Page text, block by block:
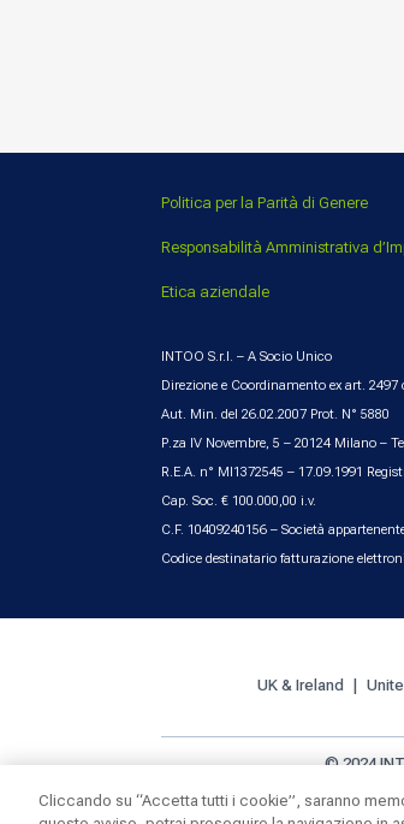
Politica per la Parità di Genere
Responsabilità Amministrativa
Etica aziendale
INTOO S.r.l. – A Socio Unico
Direzione e Coordinamento ex art. 2497
Aut. Min. del 26.02.2007 Prot. N° 5880
P.za IV Novembre, 5 – 20124 Milano –
R.E.A. n° MI1372545 – 17.09.1991
Cap. Soc. € 100.000,00 i.v.
C.F. 10409240156 – Società
Codice destinatario fatturazione
UK & Ireland
© 2024
Cliccando su “Accetta tutti i cookie”, saranno